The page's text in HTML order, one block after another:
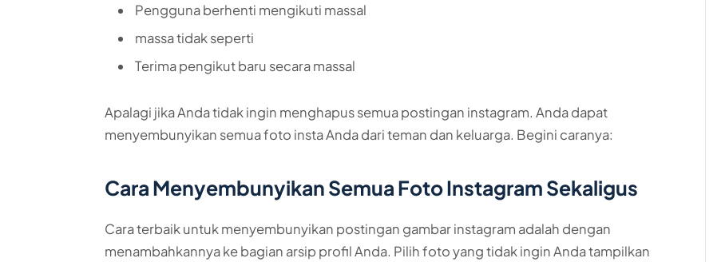
Pengguna berhenti mengikuti massal
massa tidak seperti
Terima pengikut baru secara massal
Apalagi jika Anda tidak ingin menghapus semua postingan instagram. Anda dapat
menyembunyikan semua foto insta Anda dari teman dan keluarga. Begini caranya:
Cara Menyembunyikan Semua Foto Instagram Sekaligus
Cara terbaik untuk menyembunyikan postingan gambar instagram adalah dengan
menambahkannya ke bagian arsip profil Anda. Pilih foto yang tidak ingin Anda tampilkan